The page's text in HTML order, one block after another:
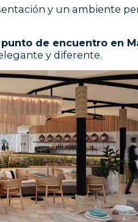
y un ambiente
punto de encuentro en
y diferente.